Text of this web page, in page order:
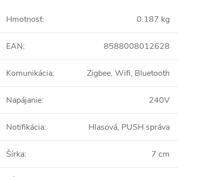
Hmotnosť: 0.187 kg
EAN: 8588008012628
Komunikácia: Zigbee, Wifi, Bluetooth
Napájanie: 240V
Notifikácia: Hlasová, PUSH správa
Šírka: 7 cm